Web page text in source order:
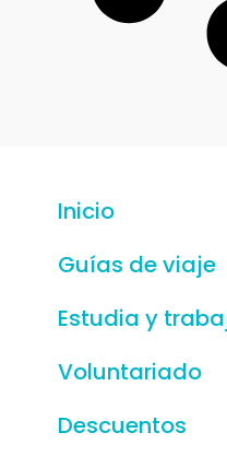
Inicio
Guías de viaje
Estudia y
Voluntariado
Descuentos